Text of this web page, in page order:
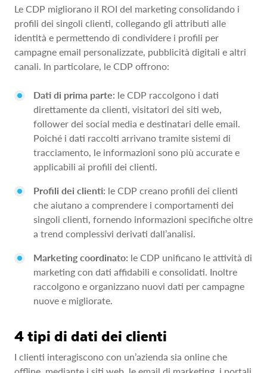
Le CDP migliorano il ROI del marketing consolidando i
profili dei singoli clienti, collegando gli attributi alle
identità e permettendo di condividere i profili per
campagne email personalizzate, pubblicità digitali e altri
canali. In particolare, le CDP offrono:
Dati di prima parte: le CDP raccolgono i dati
direttamente da clienti, visitatori dei siti web,
follower dei social media e destinatari delle email.
Poiché i dati raccolti arrivano tramite sistemi di
tracciamento, le informazioni sono più accurate e
applicabili ai profili dei clienti.
Profili dei clienti: le CDP creano profili dei clienti
che aiutano a comprendere i comportamenti dei
singoli clienti, fornendo informazioni specifiche oltre
a trend complessivi derivati dall’analisi.
Marketing coordinato: le CDP unificano le attività di
marketing con dati affidabili e consolidati. Inoltre
raccolgono e organizzano nuovi dati per campagne
nuove e migliorate.
4 tipi di dati dei clienti
I clienti interagiscono con un’azienda sia online che